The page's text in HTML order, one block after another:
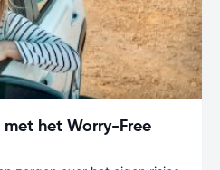
het Worry-Free